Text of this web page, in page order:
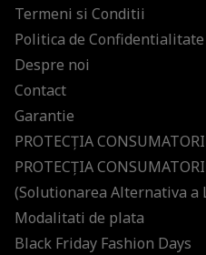
Termeni si Conditii
Politica de Confidentialitate
Despre noi
Contact
Garantie
PROTECŢIA
PROTECŢIA
(Solutionarea Alternativa
Modalitati de plata
Black Friday Fashion Days